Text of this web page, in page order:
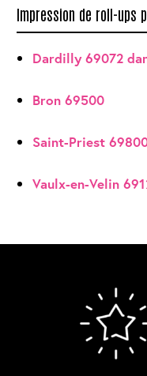
Impression de roll-ups
Dardilly 69072
Bron 69500
Saint-Priest
Vaulx-en-Velin